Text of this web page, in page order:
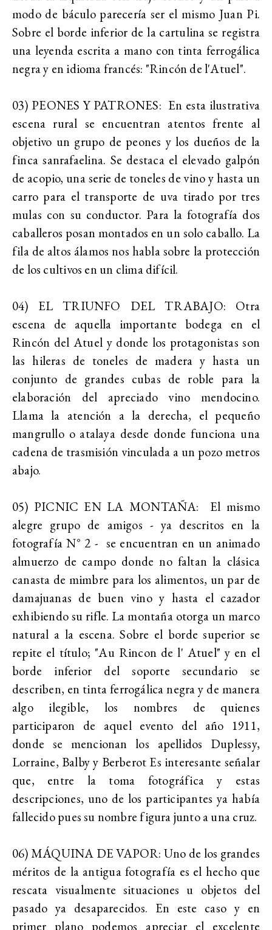
modo de báculo parecería ser el mismo Juan Pi.
Sobre el borde inferior de la cartulina se registra
una leyenda escrita a mano con tinta ferrogálica
negra y en idioma francés: "Rincón de l'Atuel".
03) PEONES Y PATRONES: En esta ilustrativa
escena rural se encuentran atentos frente al
objetivo un grupo de peones y los dueños de la
finca sanrafaelina. Se destaca el elevado galpón
de acopio, una serie de toneles de vino y hasta un
carro para el transporte de uva tirado por tres
mulas con su conductor. Para la fotografía dos
caballeros posan montados en un solo caballo. La
fila de altos álamos nos habla sobre la protección
de los cultivos en un clima difícil.
04) EL TRIUNFO DEL TRABAJO: Otra
escena de aquella importante bodega en el
Rincón del Atuel y donde los protagonistas son
las hileras de toneles de madera y hasta un
conjunto de grandes cubas de roble para la
elaboración del apreciado vino mendocino.
Llama la atención a la derecha, el pequeño
mangrullo o atalaya desde donde funciona una
cadena de trasmisión vinculada a un pozo metros
abajo.
05) PICNIC EN LA MONTAÑA: El mismo
alegre grupo de amigos - ya descritos en la
fotografía N° 2 - se encuentran en un animado
almuerzo de campo donde no faltan la clásica
canasta de mimbre para los alimentos, un par de
damajuanas de buen vino y hasta el cazador
exhibiendo su rifle. La montaña otorga un marco
natural a la escena. Sobre el borde superior se
repite el título; "Au Rincon de l' Atuel" y en el
borde inferior del soporte secundario se
describen, en tinta ferrogálica negra y de manera
algo ilegible, los nombres de quienes
participaron de aquel evento del año 1911,
donde se mencionan los apellidos Duplessy,
Lorraine, Balby y Berberot Es interesante señalar
que, entre la toma fotográfica y estas
descripciones, uno de los participantes ya había
fallecido pues su nombre figura junto a una cruz.
06) MÁQUINA DE VAPOR: Uno de los grandes
méritos de la antigua fotografía es el hecho que
rescata visualmente situaciones u objetos del
pasado ya desaparecidos. En este caso y en
primer plano podemos apreciar el excelente